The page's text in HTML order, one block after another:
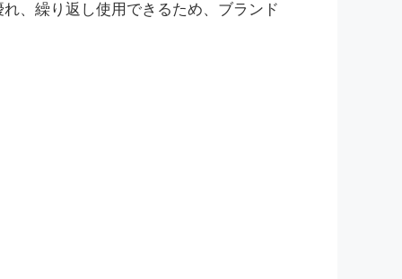
、繰り返し使用できるため、ブランド